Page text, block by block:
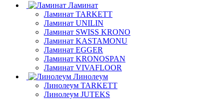
Ламинат
Ламинат TARKETT
Ламинат UNILIN
Ламинат SWISS KRONO
Ламинат KASTAMONU
Ламинат EGGER
Ламинат KRONOSPAN
Ламинат VIVAFLOOR
Линолеум
Линолеум TARKETT
Линолеум JUTEKS